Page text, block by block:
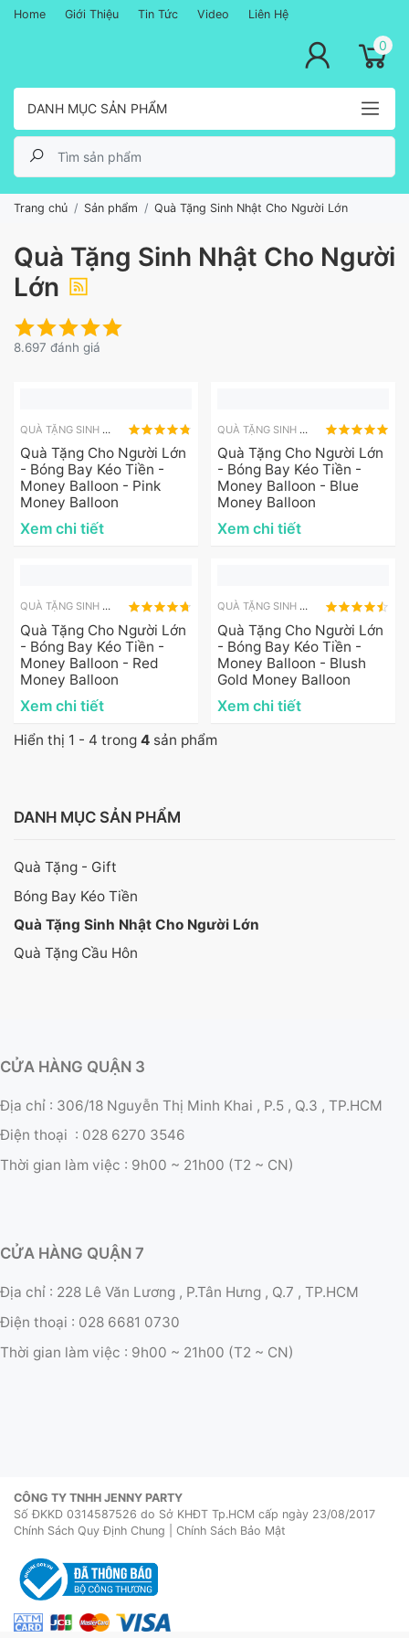
menu
Home Giới Thiệu Tin Tức Video Liên Hệ
DANH MỤC SẢN PHẨM
0
Trang chủ Sản phẩm Quà Tặng Sinh Nhật Cho Người Lớn
DANH MỤC SẢN PHẨM
Quà Tặng - Gift
Bóng Bay Kéo Tiền
Quà Tặng Sinh Nhật Cho Người Lớn
Quà Tặng Cầu Hôn
Quà Tặng Sinh Nhật Cho Người
Lớn
8.697 đánh giá
QUÀ TẶNG SINH NHẬT CHO NGƯỜI LỚN
Quà Tặng Cho Người Lớn
- Bóng Bay Kéo Tiền -
Money Balloon - Pink
Money Balloon
Xem chi tiết
QUÀ TẶNG SINH NHẬT CHO NGƯỜI LỚN
Quà Tặng Cho Người Lớn
- Bóng Bay Kéo Tiền -
Money Balloon - Blue
Money Balloon
Xem chi tiết
QUÀ TẶNG SINH NHẬT CHO NGƯỜI LỚN
Quà Tặng Cho Người Lớn
- Bóng Bay Kéo Tiền -
Money Balloon - Red
Money Balloon
Xem chi tiết
QUÀ TẶNG SINH NHẬT CHO NGƯỜI LỚN
Quà Tặng Cho Người Lớn
- Bóng Bay Kéo Tiền -
Money Balloon - Blush
Gold Money Balloon
Xem chi tiết
Hiển thị 1 - 4 trong 4 sản phẩm
CỬA HÀNG QUẬN 3
Địa chỉ : 306/18 Nguyễn Thị Minh Khai , P.5 , Q.3 , TP.HCM
Điện thoại : 028 6270 3546
Thời gian làm việc : 9h00 ~ 21h00 (T2 ~ CN)
CỬA HÀNG QUẬN 7
Địa chỉ : 228 Lê Văn Lương , P.Tân Hưng , Q.7 , TP.HCM
Điện thoại : 028 6681 0730
Thời gian làm việc : 9h00 ~ 21h00 (T2 ~ CN)
CÔNG TY TNHH JENNY PARTY
Số ĐKKD 0314587526 do Sở KHĐT Tp.HCM cấp ngày 23/08/2017
Chính Sách Quy Định Chung
Chính Sách Bảo Mật